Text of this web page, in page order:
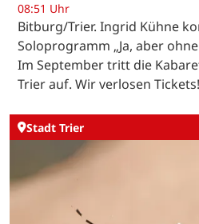
08:51 Uhr
Bitburg/Trier. Ingrid Kühne
Soloprogramm „Ja, aber
Im September tritt die
Trier auf. Wir verlosen Tickets!
Stadt Trier